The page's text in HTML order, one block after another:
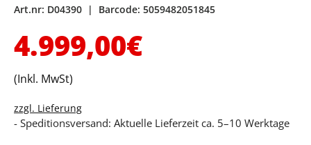
Art.nr: D04390 | Barcode: 5059482051845
Normaler Preis
4.999,00€
(Inkl. MwSt)
zzgl. Lieferung
- Speditionsversand: Aktuelle Lieferzeit ca. 5–10 Werktage